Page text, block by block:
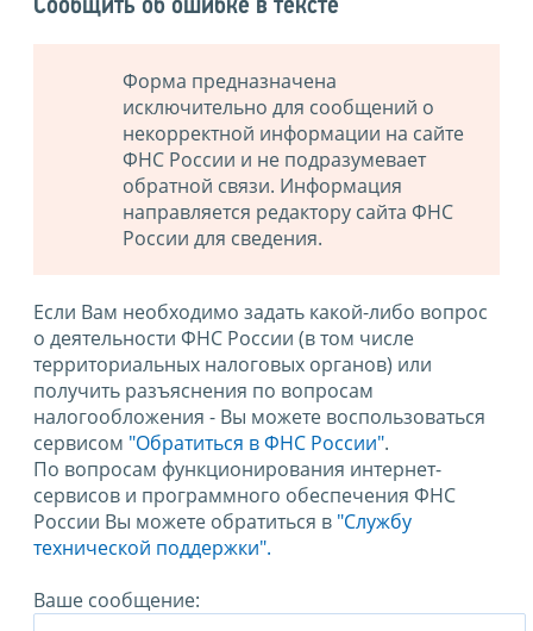
Сообщить об ошибке в тексте
Форма предназначена
исключительно для сообщений о
некорректной информации на сайте
ФНС России и не подразумевает
обратной связи. Информация
направляется редактору сайта ФНС
России для сведения.
Если Вам необходимо задать какой-либо вопрос
о деятельности ФНС России (в том числе
территориальных налоговых органов) или
получить разъяснения по вопросам
налогообложения - Вы можете воспользоваться
сервисом "Обратиться в ФНС России".
По вопросам функционирования интернет-
сервисов и программного обеспечения ФНС
России Вы можете обратиться в "Службу
технической поддержки".
Ваше сообщение: